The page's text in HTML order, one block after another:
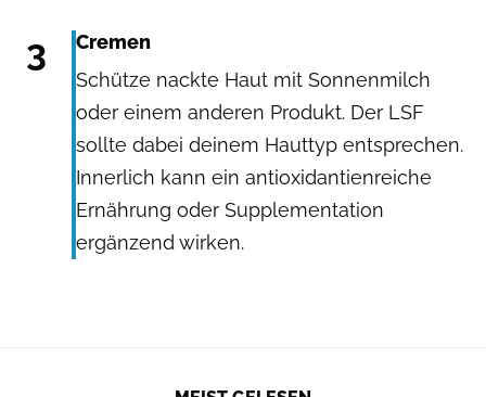
3
Cremen
Schütze nackte Haut mit Sonnenmilch
oder einem anderen Produkt. Der LSF
sollte dabei deinem Hauttyp entsprechen.
Innerlich kann ein antioxidantienreiche
Ernährung oder Supplementation
ergänzend wirken.